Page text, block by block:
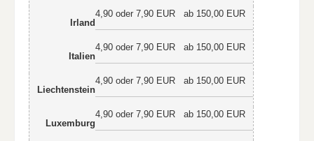
Irland
4,90 oder 7,90 EUR ab 150,00 EUR
Italien
4,90 oder 7,90 EUR ab 150,00 EUR
Liechtenstein
4,90 oder 7,90 EUR ab 150,00 EUR
Luxemburg
4,90 oder 7,90 EUR ab 150,00 EUR